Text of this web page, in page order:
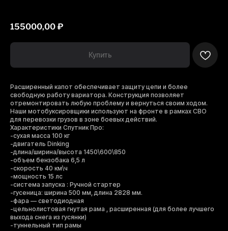
155000,00 ₽
Купить
Расширенный капот обеспечивает защиту цепи и более
свободную работу вариатора. Конструкция позволяет
отремонтировать любую проблему и вернуться своим ходом.
Наши мотобуксировщики используют на фронте в рамках СВО
для перевозки грузов в зоне боевых действий.
Характеристики Спутник Про:
-сухая масса 100 кг
-двигатель Dinking
-длина/ширина/высота 1450\600\850
-объем бензобака 6,5 л
-скорость 40 км\ч
-мощность 15 лс
-система запуска : Ручной стартер
-гусеница: ширина 500 мм, длина 2828 мм.
-фара — светодиодная
-цельнолистовая гнутая рама , расширенная (для более лучшего
выхода снега из гусянки)
-туннельный тип рамы